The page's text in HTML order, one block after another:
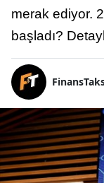
merak ediyor.
başladı?